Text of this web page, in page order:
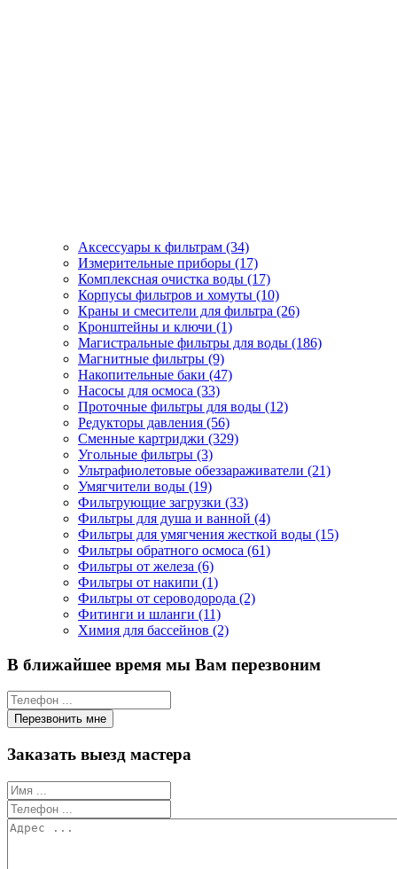
Аксессуары к фильтрам (34)
Измерительные приборы (17)
Комплексная очистка воды (17)
Корпусы фильтров и хомуты (10)
Краны и смесители для фильтра (26)
Кронштейны и ключи (1)
Магистральные фильтры для воды (186)
Магнитные фильтры (9)
Накопительные баки (47)
Насосы для осмоса (33)
Проточные фильтры для воды (12)
Редукторы давления (56)
Сменные картриджи (329)
Угольные фильтры (3)
Ультрафиолетовые обеззараживатели (21)
Умягчители воды (19)
Фильтрующие загрузки (33)
Фильтры для душа и ванной (4)
Фильтры для умягчения жесткой воды (15)
Фильтры обратного осмоса (61)
Фильтры от железа (6)
Фильтры от накипи (1)
Фильтры от сероводорода (2)
Фитинги и шланги (11)
Химия для бассейнов (2)
В ближайшее время мы Вам перезвоним
Заказать выезд мастера